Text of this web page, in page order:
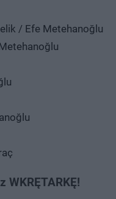
/ Efe Metehanoğlu
WKRĘTARKĘ!